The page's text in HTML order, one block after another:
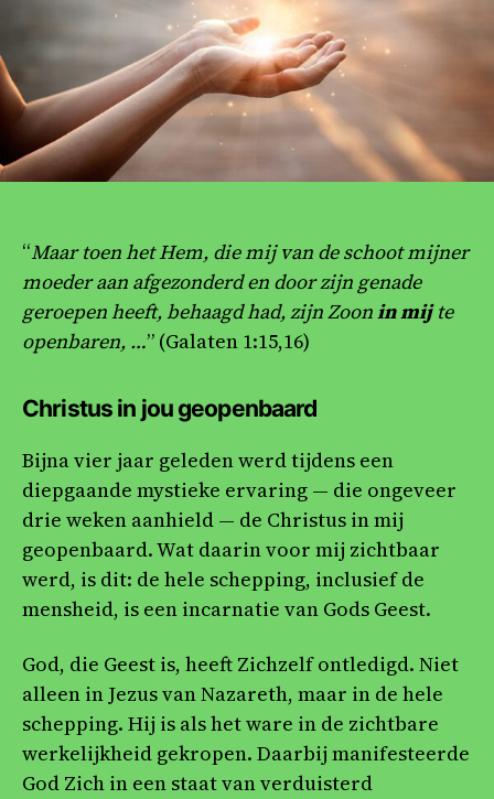
“Maar toen het Hem, die mij van de schoot mijner
moeder aan afgezonderd en door zijn genade
geroepen heeft, behaagd had, zijn Zoonin mijte
openbaren, …” (Galaten 1:15,16)
Christus in jou geopenbaard
Bijna vier jaar geleden werd tijdens een
diepgaande mystieke ervaring — die ongeveer
drie weken aanhield — de Christus in mij
geopenbaard. Wat daarin voor mij zichtbaar
werd, is dit: de hele schepping, inclusief de
mensheid, is een incarnatie van Gods Geest.
God, die Geest is, heeft Zichzelf ontledigd. Niet
alleen in Jezus van Nazareth, maar in de hele
schepping. Hij is als het ware in de zichtbare
werkelijkheid gekropen. Daarbij manifesteerde
God Zich in een staat van verduisterd